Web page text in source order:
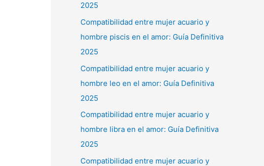
2025
Compatibilidad entre mujer acuario y
hombre piscis en el amor: Guía Definitiva
2025
Compatibilidad entre mujer acuario y
hombre leo en el amor: Guía Definitiva
2025
Compatibilidad entre mujer acuario y
hombre libra en el amor: Guía Definitiva
2025
Compatibilidad entre mujer acuario y